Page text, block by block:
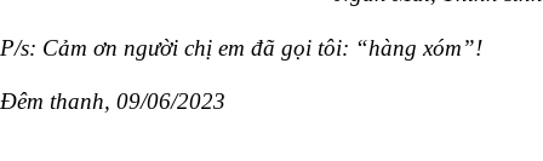
P/s: Cảm ơn người chị em đã gọi tôi: “hàng xóm”!
Đêm thanh, 09/06/2023